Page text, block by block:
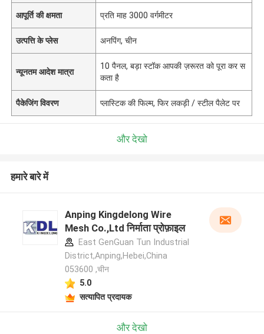
आपूर्ति की क्षमता प्रति माह 3000 वर्गमीटर
उत्पत्ति के प्लेस अनपिंग, चीन
न्यूनतम आदेश मात्रा
10 पैनल, बड़ा स्टॉक आपकी ज़रूरत को पूरा कर स
कता है
पैकेजिंग विवरण प्लास्टिक की फिल्म, फिर लकड़ी / स्टील पैलेट पर
और देखो
हमारे बारे में
Anping Kingdelong Wire
Mesh Co.,Ltd निर्माता प्रोफ़ाइल
East GenGuan Tun Industrial
District,Anping,Hebei,China
053600 ,चीन
5.0
सत्यापित प्रदायक
और देखो